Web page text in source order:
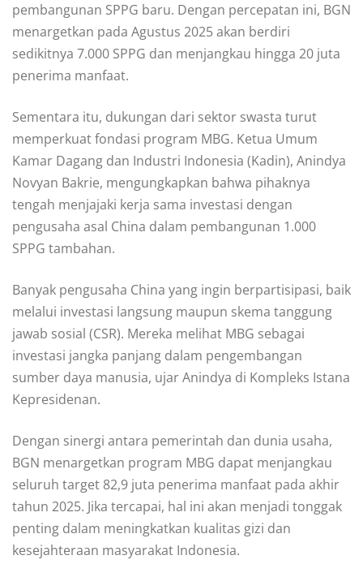
pembangunan SPPG baru. Dengan percepatan ini, BGN
menargetkan pada Agustus 2025 akan berdiri
sedikitnya 7.000 SPPG dan menjangkau hingga 20 juta
penerima manfaat.
Sementara itu, dukungan dari sektor swasta turut
memperkuat fondasi program MBG. Ketua Umum
Kamar Dagang dan Industri Indonesia (Kadin), Anindya
Novyan Bakrie, mengungkapkan bahwa pihaknya
tengah menjajaki kerja sama investasi dengan
pengusaha asal China dalam pembangunan 1.000
SPPG tambahan.
Banyak pengusaha China yang ingin berpartisipasi, baik
melalui investasi langsung maupun skema tanggung
jawab sosial (CSR). Mereka melihat MBG sebagai
investasi jangka panjang dalam pengembangan
sumber daya manusia, ujar Anindya di Kompleks Istana
Kepresidenan.
Dengan sinergi antara pemerintah dan dunia usaha,
BGN menargetkan program MBG dapat menjangkau
seluruh target 82,9 juta penerima manfaat pada akhir
tahun 2025. Jika tercapai, hal ini akan menjadi tonggak
penting dalam meningkatkan kualitas gizi dan
kesejahteraan masyarakat Indonesia.